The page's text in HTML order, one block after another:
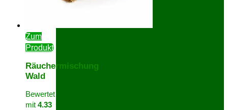
Zum
Produkt
Räuchermischung
Wald
Bewertet
mit4.33